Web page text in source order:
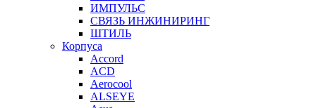
ИМПУЛЬС
СВЯЗЬ ИНЖИНИРИНГ
ШТИЛЬ
Корпуса
Accord
ACD
Aerocool
ALSEYE